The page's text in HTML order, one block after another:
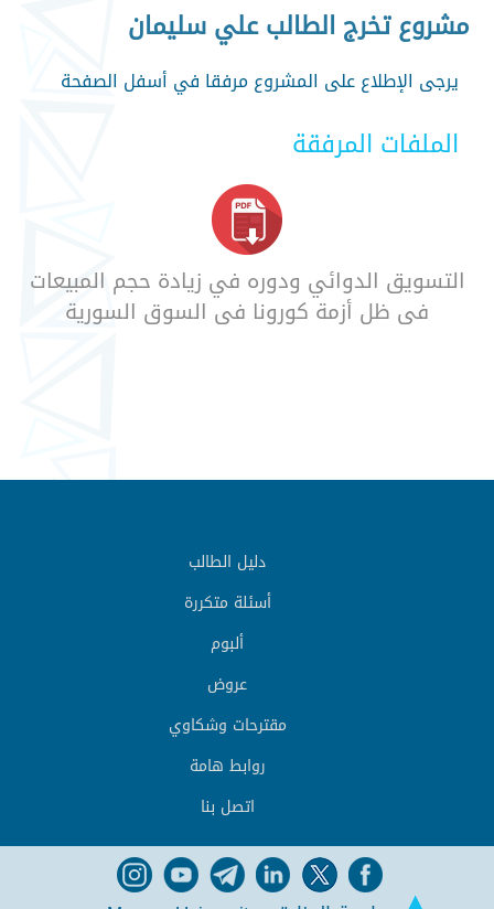
مشروع تخرج الطالب علي سليمان
يرجى الإطلاع على المشروع مرفقا في أسفل الصفحة
الملفات المرفقة
التسويق الدوائي ودوره في زيادة حجم المبيعات
في ظل أزمة كورونا في السوق السورية
دليل الطالب
أسئلة متكررة
ألبوم
عروض
مقترحات وشكاوي
روابط هامة
اتصل بنا